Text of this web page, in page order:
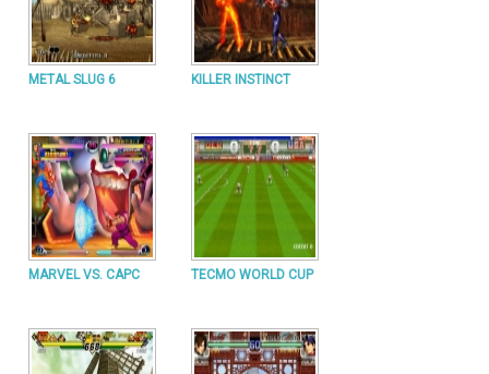
METAL SLUG 6 KILLER INSTINCT
MARVEL VS. CAPC TECMO WORLD CUP